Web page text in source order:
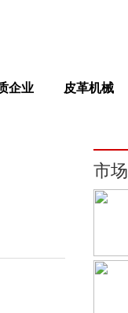
企业 皮革机械
市场